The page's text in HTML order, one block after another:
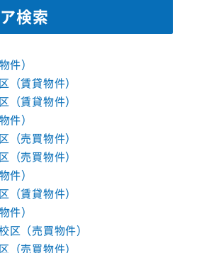
検索
件）
（賃貸物件）
（賃貸物件）
件）
（売買物件）
（売買物件）
件）
（賃貸物件）
件）
区（売買物件）
（売買物件）